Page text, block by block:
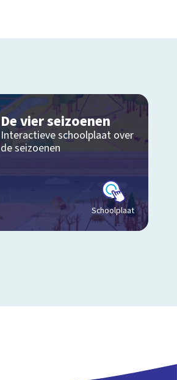
De vier seizoenen
Interactieve schoolplaat over
de seizoenen
Schoolplaat